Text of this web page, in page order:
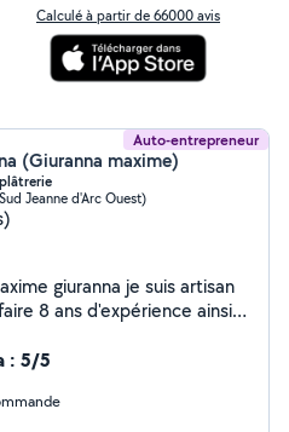
Calculé à partir de 66000 avis
Auto-entrepreneur
(Giuranna maxime)
Jeanne d'Arc Ouest)
giuranna je suis artisan
8 ans d'expérience ainsi
califications dans le
services pour tout type
muraux. Ainsi que
: 5/5